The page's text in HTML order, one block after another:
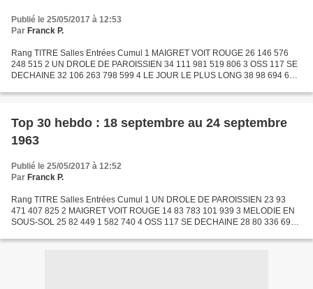
Publié le 25/05/2017 à 12:53
Par Franck P.
Rang TITRE Salles Entrées Cumul 1 MAIGRET VOIT ROUGE 26 146 576
248 515 2 UN DROLE DE PAROISSIEN 34 111 981 519 806 3 OSS 117 SE
DECHAINE 32 106 263 798 599 4 LE JOUR LE PLUS LONG 38 98 694 6
Top 30 hebdo : 18 septembre au 24 septembre
1963
Publié le 25/05/2017 à 12:52
Par Franck P.
Rang TITRE Salles Entrées Cumul 1 UN DROLE DE PAROISSIEN 23 93
471 407 825 2 MAIGRET VOIT ROUGE 14 83 783 101 939 3 MELODIE EN
SOUS-SOL 25 82 449 1 582 740 4 OSS 117 SE DECHAINE 28 80 336 692